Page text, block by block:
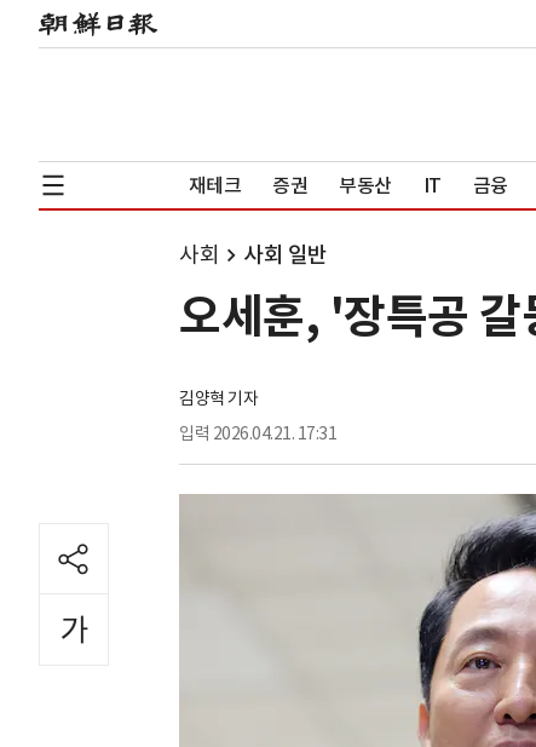
재테크 증권 부동산 IT 금융
사회 사회 일반
오세훈, '장특공
김양혁 기자
입력 2026.04.21. 17:31